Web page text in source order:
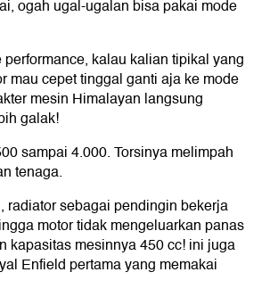
ogah ugal-ugalan bisa pakai mode
kalau kalian tipikal yang
mau cepet tinggal ganti aja ke mode
mesin Himalayan langsung
galak!
sampai 4.000. Torsinya melimpah
tenaga.
radiator sebagai pendingin bekerja
motor tidak mengeluarkan panas
kapasitas mesinnya 450 cc! ini juga
Enfield pertama yang memakai